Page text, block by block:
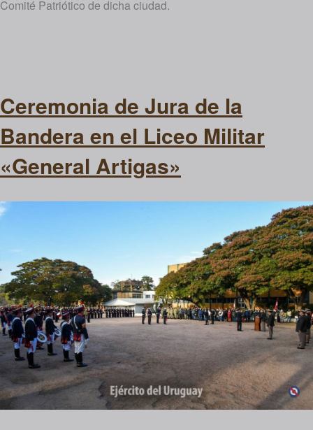
Comité Patriótico de dicha ciudad.
Ceremonia de Jura de la
Bandera en el Liceo Militar
«General Artigas»